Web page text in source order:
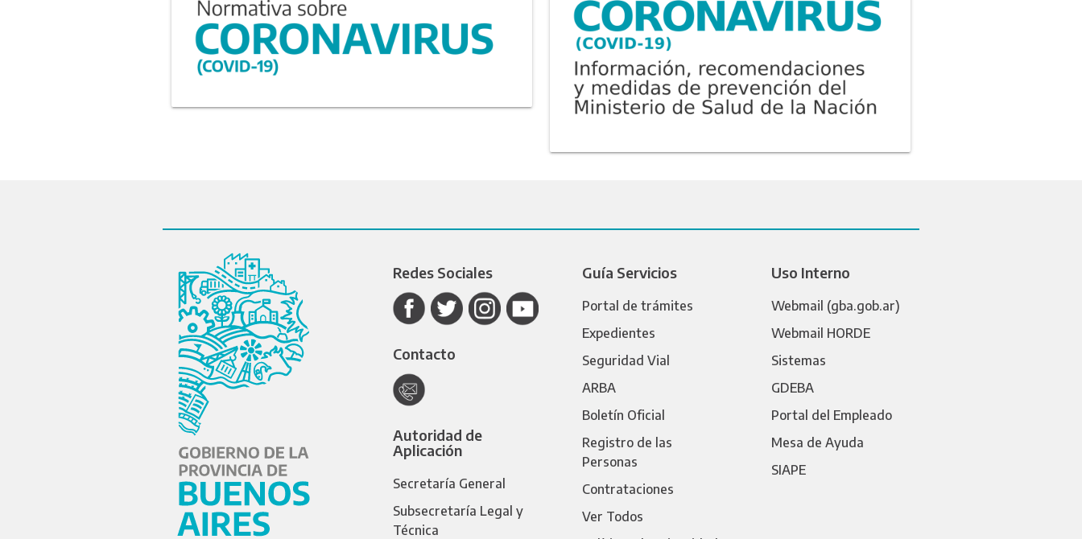
Redes Sociales
Contacto
Autoridad de
Aplicación
Secretaría General
Subsecretaría Legal y
Técnica
Guía Servicios
Portal de trámites
Expedientes
Seguridad Vial
ARBA
Boletín Oficial
Registro de las
Personas
Contrataciones
Ver Todos
Uso Interno
Webmail (gba.gob.ar)
Webmail HORDE
Sistemas
GDEBA
Portal del Empleado
Mesa de Ayuda
SIAPE